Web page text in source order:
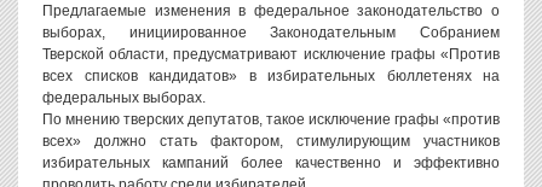
Предлагаемые изменения в федеральное законодательство о
выборах, инициированное Законодательным Собранием
Тверской области, предусматривают исключение графы «Против
всех списков кандидатов» в избирательных бюллетенях на
федеральных выборах.
По мнению тверских депутатов, такое исключение графы «против
всех» должно стать фактором, стимулирующим участников
избирательных кампаний более качественно и эффективно